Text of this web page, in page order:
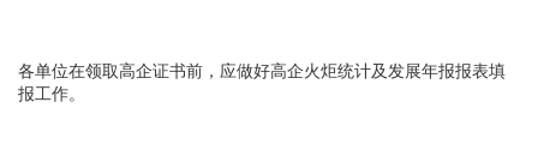
各单位在领取高企证书前，应做好高企火炬统计及发展年报报表填
报工作。